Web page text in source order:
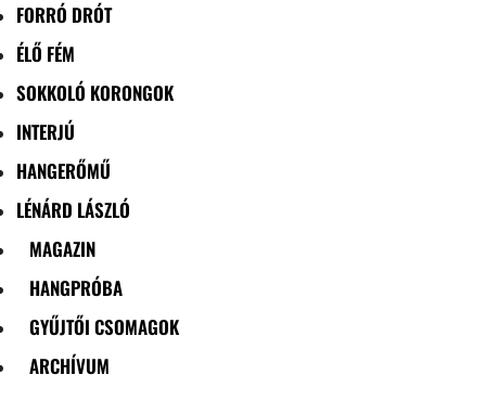
FORRÓ DRÓT
ÉLŐ FÉM
SOKKOLÓ KORONGOK
INTERJÚ
HANGERŐMŰ
LÉNÁRD LÁSZLÓ
MAGAZIN
HANGPRÓBA
GYŰJTŐI CSOMAGOK
ARCHÍVUM